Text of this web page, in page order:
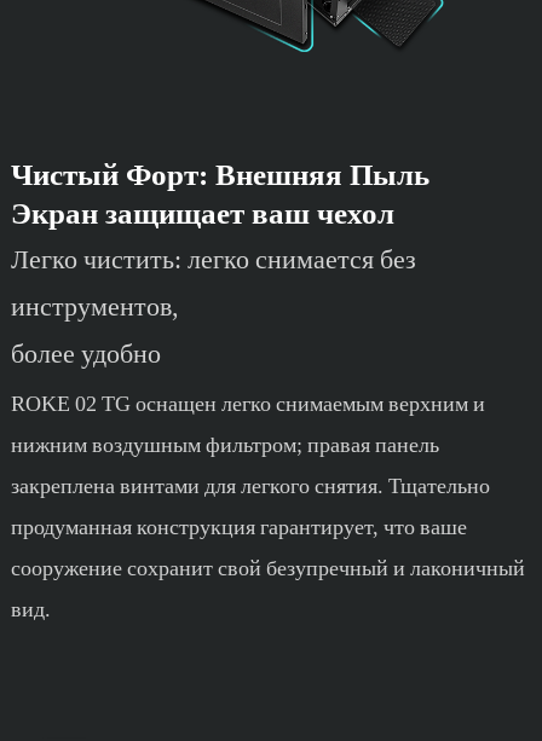
Чистый Форт: Внешняя Пыль
Экран защищает ваш чехол
Легко чистить: легко снимается без
инструментов,
более удобно
ROKE 02 TG оснащен легко снимаемым верхним и
нижним воздушным фильтром; правая панель
закреплена винтами для легкого снятия. Тщательно
продуманная конструкция гарантирует, что ваше
сооружение сохранит свой безупречный и лаконичный
вид.